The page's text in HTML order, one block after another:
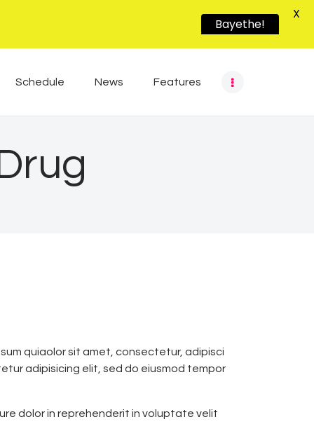
Schedule News Features
quiaolor sit amet, consectetur, adipisci
adipisicing elit, sed do eiusmod tempor
dolor in reprehenderit in voluptate velit
Bayethe!
X